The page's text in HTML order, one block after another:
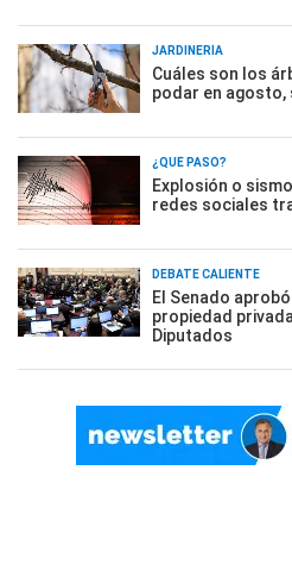
JARDINERÍA
Cuáles son los
podar en agosto,
¿QUÉ PASÓ?
Explosión o
redes sociales
DEBATE CALIENTE
El Senado
propiedad
Diputados